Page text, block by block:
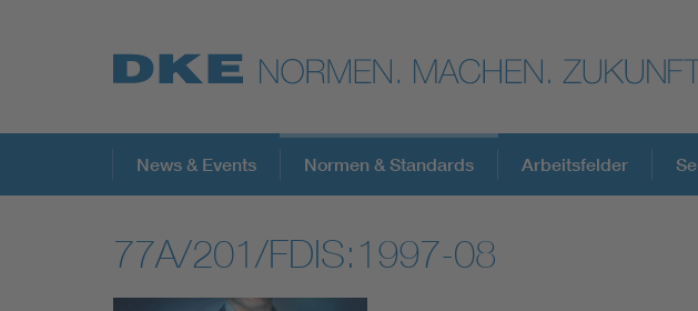
Top-Themen
VDE Fokusthemen DKE
News & Events Normen & Standards Arbeitsfelder
77A/201/FDIS:1997-08